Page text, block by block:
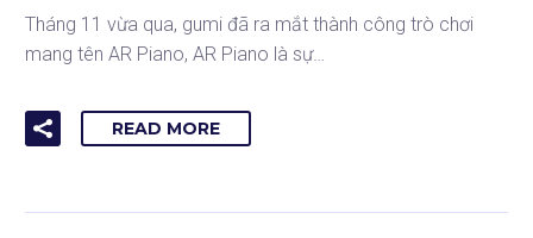
Tháng 11 vừa qua, gumi đã ra mắt thành công trò chơi
mang tên AR Piano, AR Piano là sự…
READ MORE